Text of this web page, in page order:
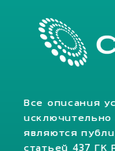
Все описания
являются
статьей 437